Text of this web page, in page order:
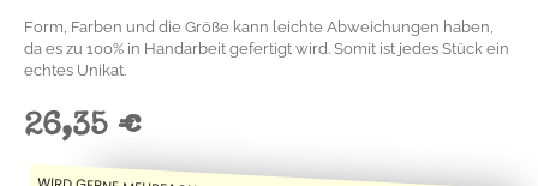
Form, Farben und die Größe kann leichte Abweichungen haben,
da es zu 100% in Handarbeit gefertigt wird. Somit ist jedes Stück ein
echtes Unikat.
26,35 €